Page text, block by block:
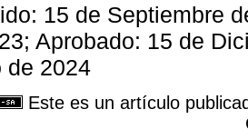
15 de Septiembre
Aprobado: 15 de
de 2024
Este es un artículo